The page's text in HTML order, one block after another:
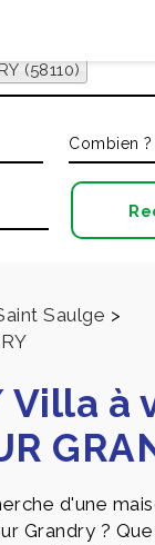
(58110)
Saulge >
à
d'une
Grandry ?